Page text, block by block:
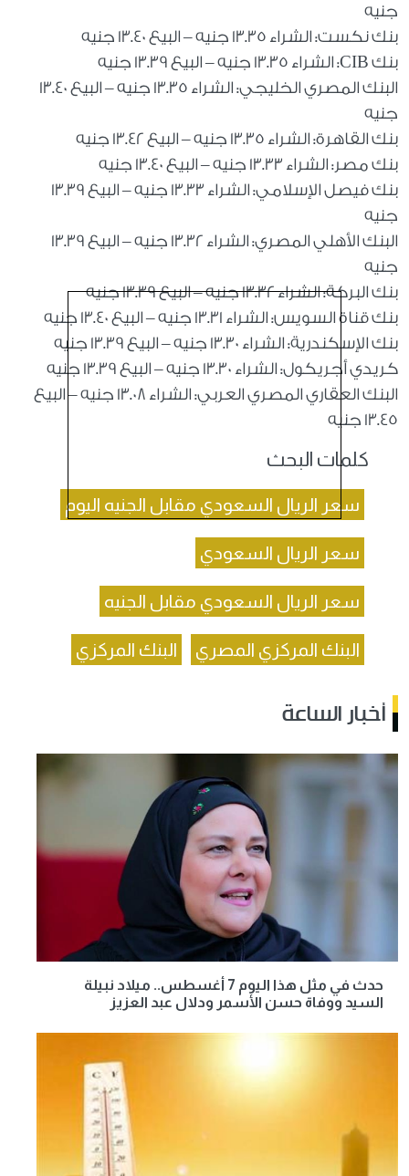
جنيه
بنك نكست: الشراء 13.35 جنيه – البيع 13.40 جنيه
بنك CIB: الشراء 13.35 جنيه – البيع 13.39 جنيه
البنك المصري الخليجي: الشراء 13.35 جنيه – البيع 13.40
جنيه
بنك القاهرة: الشراء 13.35 جنيه – البيع 13.42 جنيه
بنك مصر: الشراء 13.33 جنيه – البيع 13.40 جنيه
بنك فيصل الإسلامي: الشراء 13.33 جنيه – البيع 13.39
جنيه
البنك الأهلي المصري: الشراء 13.32 جنيه – البيع 13.39
جنيه
بنك البركة: الشراء 13.32 جنيه – البيع 13.39 جنيه
بنك قناة السويس: الشراء 13.31 جنيه – البيع 13.40 جنيه
بنك الإسكندرية: الشراء 13.30 جنيه – البيع 13.39 جنيه
كريدي أجريكول: الشراء 13.30 جنيه – البيع 13.39 جنيه
البنك العقاري المصري العربي: الشراء 13.08 جنيه – البيع
13.45 جنيه
كلمات البحث
سعر الريال السعودي مقابل الجنيه اليوم
سعر الريال السعودي
سعر الريال السعودي مقابل الجنيه
البنك المركزي المصري البنك المركزي
أخبار الساعة
حدث في مثل هذا اليوم 7 أغسطس.. ميلاد نبيلة
السيد ووفاة حسن الأسمر ودلال عبد العزيز